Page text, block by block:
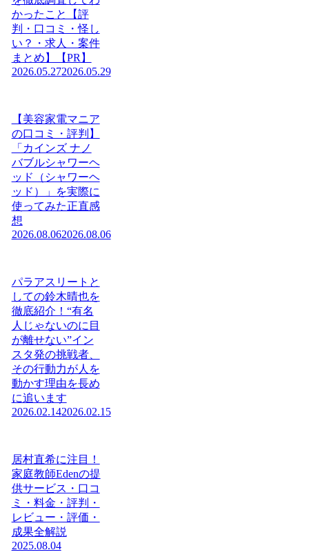
かったこと【評
判・口コミ・怪し
い？・求人・案件
まとめ】【PR】
2026.05.272026.05.29
【美容家電マニア
の口コミ・評判】
「カインズ ナノ
バブルシャワーヘ
ッド（シャワーヘ
ッド）」を実際に
使ってみた正直感
想
2026.08.062026.08.06
パラアスリートと
しての鈴木晴也を
徹底紹介！“有名
人じゃないのに目
が離せない”イン
スタ発の挑戦者、
その行動力が人を
動かす理由を長め
に追います
2026.02.142026.02.15
居村直希に注目！
家庭教師Edenの提
供サービス・口コ
ミ・料金・評判・
レビュー・評価・
成果全解説
2025.08.04